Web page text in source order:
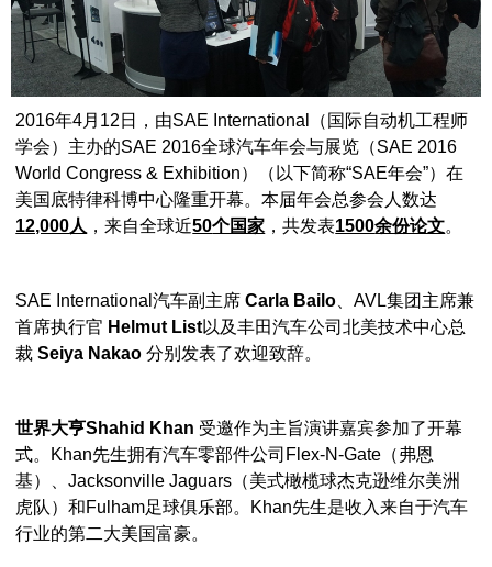
2016年4月12日，由SAE International（国际自动机工程师
学会）主办的SAE 2016全球汽车年会与展览（SAE 2016
World Congress & Exhibition）（以下简称“SAE年会”）在
美国底特律科博中心隆重开幕。本届年会总参会人数达
12,000人 ，来自全球近50个国家 ，共发表1500余份论文。
SAE International汽车副主席 Carla Bailo 、AVL集团主席兼
首席执行官 Helmut List以及丰田汽车公司北美技术中心总
裁Seiya Nakao 分别发表了欢迎致辞。
世界大亨Shahid Khan 受邀作为主旨演讲嘉宾参加了开幕
式。Khan先生拥有汽车零部件公司Flex-N-Gate（弗恩
基）、Jacksonville Jaguars（美式橄榄球杰克逊维尔美洲
虎队）和Fulham足球俱乐部。Khan先生是收入来自于汽车
行业的第二大美国富豪。